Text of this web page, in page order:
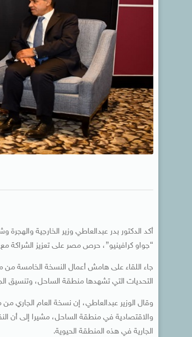
أكد الدكتور بدر عبدالعاطي وزير الخارجية
“چواو كرافينيو”، حرص مصر على تعزيز الشراكة
جاء اللقاء على هامش أعمال النسخة الخامسة من
التحديات التي تشهدها منطقة الساحل، وتنسيق
وقال الوزير عبدالعاطي، إن نسخة العام الجاري
والاقتصادية في منطقة الساحل، مشيرا إلى أن
الجارية في هذه المنطقة الحيوية.